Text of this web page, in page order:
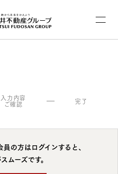
入力内容
ご確認 完了
員の方はログインすると、
ムーズです。